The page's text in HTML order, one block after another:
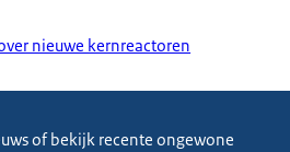
nieuwe kernreactoren
of bekijk recente ongewone